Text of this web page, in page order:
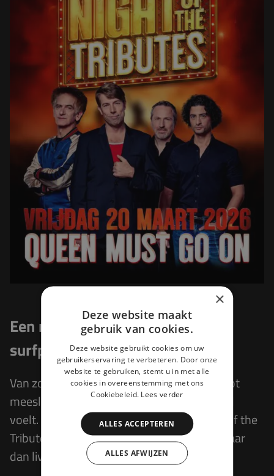
Een muzikaal programma: van
surfpop tot soulvolle pophits
Van zonnige surfpop en soulvolle pophits tot
meeslepende rock die je tot achterin de zaal
voelt. Het muzikale programma van Night of the
Tributes
is net zo veelzijdig als je playlist, maar
dan live.
×
Deze website maakt
gebruik van cookies.
Deze website gebruikt cookies om uw
gebruikerservaring te verbeteren. Door onze
website te gebruiken, stemt u in met alle
cookies in overeenstemming met ons
Cookiebeleid. Lees verder
ALLES ACCEPTEREN
ALLES AFWIJZEN